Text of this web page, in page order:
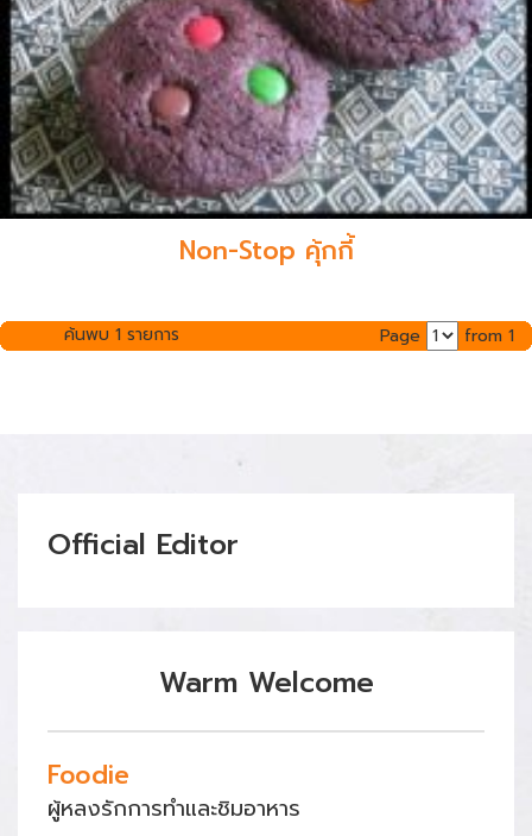
Non-Stop คุ้กกี้
ค้นพบ 1 รายการ Page from 1
Official Editor
Warm Welcome
Foodie
ผู้หลงรักการทำและชิมอาหาร